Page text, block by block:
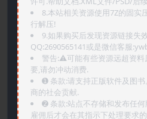
8.本站相关资源使用7Z的固实
行解压!
9.如果购买后发现资源链接失
QQ:2690565141或是微信客服
警告:⚠️可能有些资源远超资料
要,请勿冲动消费.
➊️ 条款:请支持正版软件及图
商的社会贡献.
➋️ 条款:站点不存储和发布任
雇佣后才会在其指示下处理要求